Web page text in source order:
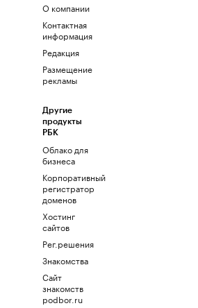
О компании
Контактная
информация
Редакция
Размещение
рекламы
Другие
продукты
РБК
Облако для
бизнеса
Корпоративный
регистратор
доменов
Хостинг
сайтов
Рег.решения
Знакомства
Сайт
знакомств
podbor.ru